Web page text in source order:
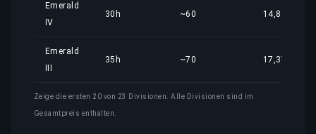
Emerald
IV
30h ~60 14,89 €
Emerald
35h ~70 17,37 €
Zeige die ersten 20 von 23 Divisionen. Alle Divisionen sind im
Gesamtpreis enthalten.